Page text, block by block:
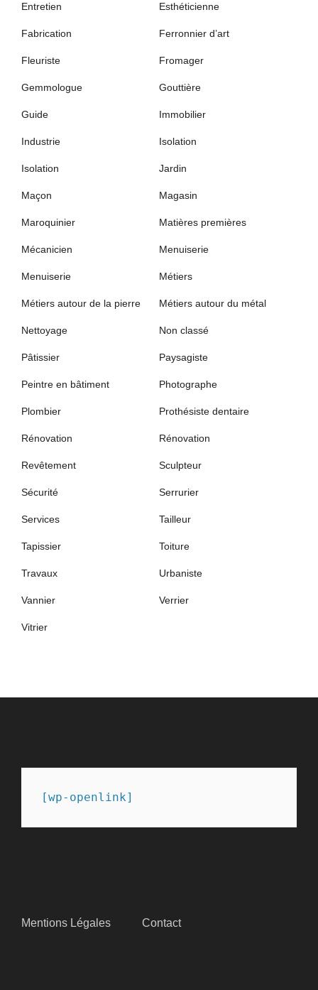
Entretien Esthéticienne
Fabrication Ferronnier d’art
Fleuriste Fromager
Gemmologue Gouttière
Guide Immobilier
Industrie Isolation
Isolation Jardin
Maçon Magasin
Maroquinier Matières premières
Mécanicien Menuiserie
Menuiserie Métiers
Métiers autour de la pierre Métiers autour du métal
Nettoyage Non classé
Pâtissier Paysagiste
Peintre en bâtiment Photographe
Plombier Prothésiste dentaire
Rénovation Rénovation
Revêtement Sculpteur
Sécurité Serrurier
Services Tailleur
Tapissier Toiture
Travaux Urbaniste
Vannier Verrier
Vitrier
[wp-openlink]
Mentions Légales Contact